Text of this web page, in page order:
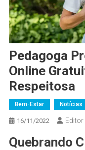
Pedagoga
Online
Respeitosa
Bem-Estar Notícias
16/11/2022 Editor
Quebrando